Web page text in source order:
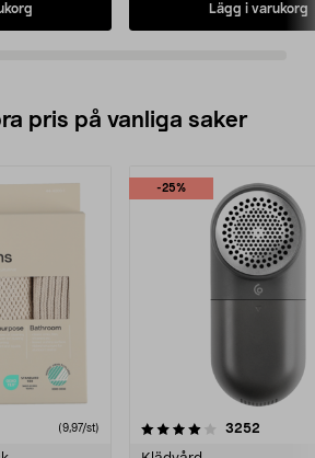
Lägg i varukorg
pris på vanliga saker
(9,97/st)
-25%
3252
4.5av 5 stjärnor